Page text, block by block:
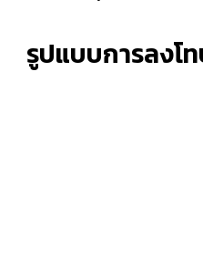
รูปแบบการลงโ